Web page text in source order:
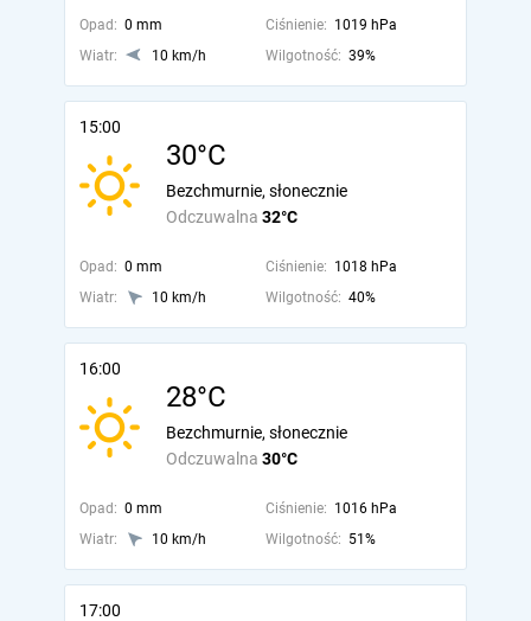
Opad: 0 mm Ciśnienie: 1019 hPa
Wiatr:
10 km/h Wilgotność: 39%
15:00
30°C
Odczuwalna 32°C
Bezchmurnie, słonecznie
Opad: 0 mm Ciśnienie: 1018 hPa
Wiatr:
10 km/h Wilgotność: 40%
16:00
28°C
Odczuwalna 30°C
Bezchmurnie, słonecznie
Opad: 0 mm Ciśnienie: 1016 hPa
Wiatr:
10 km/h Wilgotność: 51%
17:00